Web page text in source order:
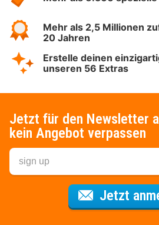
Mehr als 2,5 Millionen
20 Jahren
Erstelle deinen
unseren 56 Extras
Jetzt für den Newsletter
kein Angebot verpassen
Jetzt